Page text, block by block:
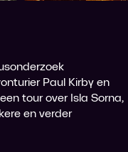
Paul Kirby en
tour over Isla Sorna,
en verder